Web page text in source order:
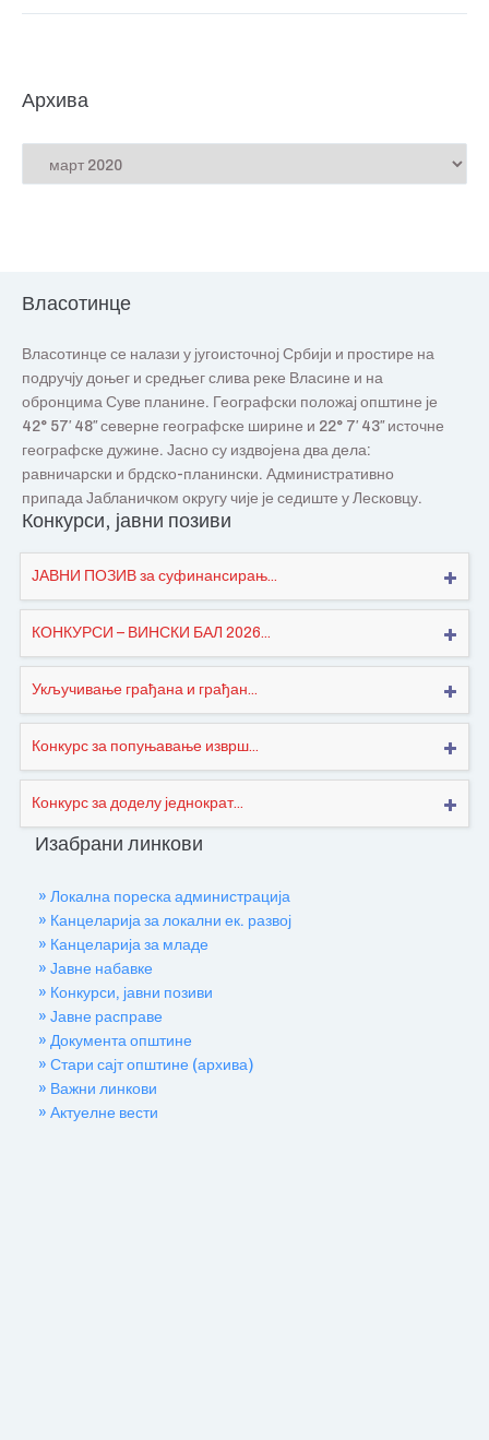
Архива
Власотинце
Власотинце се налази у југоисточној Србији и простире на
подручју доњег и средњег слива реке Власине и на
обронцима Суве планине. Географски положај општине је
42° 57′ 48″ северне географске ширине и 22° 7′ 43″ источне
географске дужине. Јасно су издвојена два дела:
равничарски и брдско-планински. Административно
припада Јабланичком округу чије је седиште у Лесковцу.
Конкурси, јавни позиви
ЈАВНИ ПОЗИВ за суфинансирањ...
КОНКУРСИ – ВИНСКИ БАЛ 2026...
Укључивање грађана и грађан...
Конкурс за попуњавање изврш...
Конкурс за доделу једнократ...
Изабрани линкови
» Локална пореска администрација
» Канцеларија за локални ек. развој
» Канцеларија за младе
» Јавне набавке
» Конкурси, јавни позиви
» Јавне расправе
» Документа општине
» Стари сајт општине (архива)
» Важни линкови
» Актуелне вести